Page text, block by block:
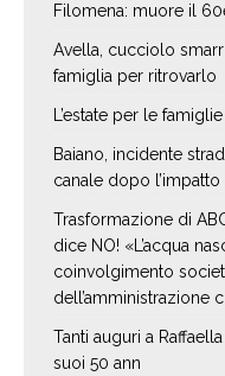
Filomena: muore il
Avella, cucciolo
famiglia per ritrovarlo
L’estate per le
Baiano, incidente
canale dopo l’impatto
Trasformazione di
dice NO! «L’acqua
coinvolgimento
dell’amministrazione
Tanti auguri a
suoi 50 ann